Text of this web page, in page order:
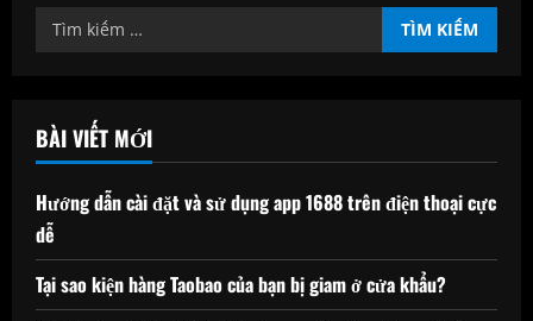
Tìm
kiếm
BÀI VIẾT MỚI
Hướng dẫn cài đặt và sử dụng app 1688 trên điện thoại cực
dễ
Tại sao kiện hàng Taobao của bạn bị giam ở cửa khẩu?